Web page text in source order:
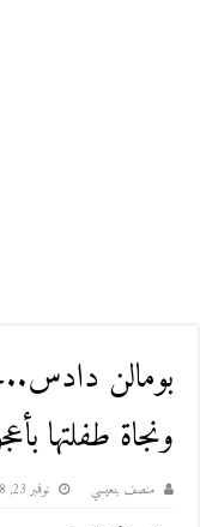
بومالن
ونجاة طفلتها
منصف بنعيسي نوفمبر 23, 2018